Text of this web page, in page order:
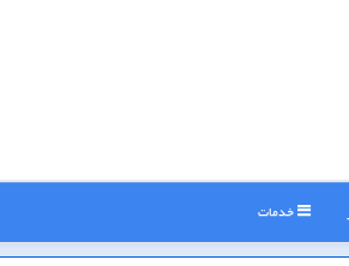
خدمات